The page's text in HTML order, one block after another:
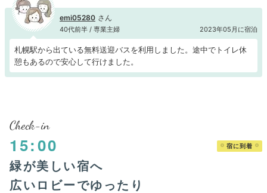
emi05280
40代前半 / 専業主婦 2023年05月に宿泊
札幌駅から出ている無料送迎バスを利用しました。途中でトイレ休
憩もあるので安心して行けました。
Check-in
15:00 宿に到着
緑が美しい宿へ
広いロビーでゆったり